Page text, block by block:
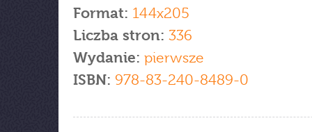
Format: 144x205
Liczba stron: 336
Wydanie: pierwsze
ISBN: 978-83-240-8489-0